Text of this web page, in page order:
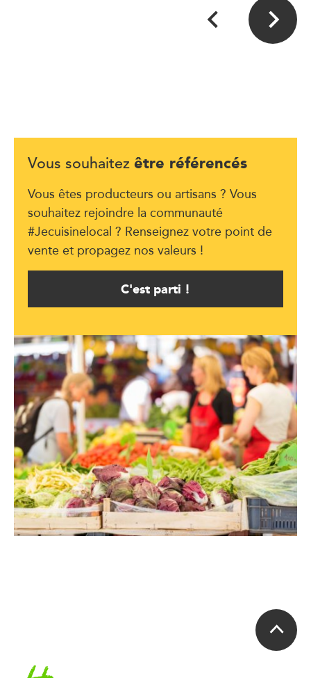
Vous souhaitez être référencés
Vous êtes producteurs ou artisans ? Vous
souhaitez rejoindre la communauté
#Jecuisinelocal ? Renseignez votre point de
vente et propagez nos valeurs !
C'est parti !
Accueil